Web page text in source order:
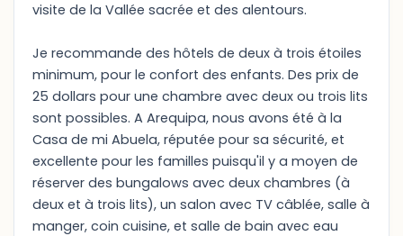
visite de la Vallée sacrée et des alentours.
Je recommande des hôtels de deux à trois étoiles
minimum, pour le confort des enfants. Des prix de
25 dollars pour une chambre avec deux ou trois lits
sont possibles. A Arequipa, nous avons été à la
Casa de mi Abuela, réputée pour sa sécurité, et
excellente pour les familles puisqu'il y a moyen de
réserver des bungalows avec deux chambres (à
deux et à trois lits), un salon avec TV câblée, salle à
manger, coin cuisine, et salle de bain avec eau